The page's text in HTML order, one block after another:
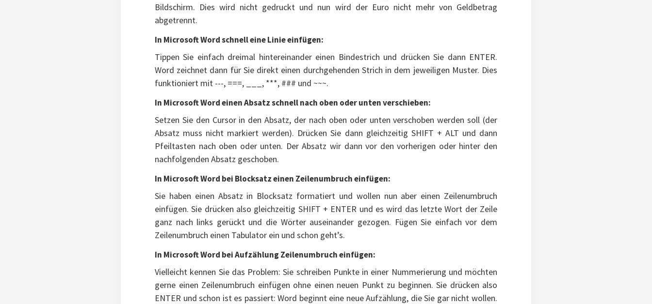
Bildschirm. Dies wird nicht gedruckt und nun wird der Euro nicht mehr von Geldbetrag
abgetrennt.
In Microsoft Word schnell eine Linie einfügen:
Tippen Sie einfach dreimal hintereinander einen Bindestrich und drücken Sie dann ENTER.
Word zeichnet dann für Sie direkt einen durchgehenden Strich in dem jeweiligen Muster. Dies
funktioniert mit ---, ===, ___, ***, ### und ~~~.
In Microsoft Word einen Absatz schnell nach oben oder unten verschieben:
Setzen Sie den Cursor in den Absatz, der nach oben oder unten verschoben werden soll (der
Absatz muss nicht markiert werden). Drücken Sie dann gleichzeitig SHIFT + ALT und dann
Pfeiltasten nach oben oder unten. Der Absatz wir dann vor den vorherigen oder hinter den
nachfolgenden Absatz geschoben.
In Microsoft Word bei Blocksatz einen Zeilenumbruch einfügen:
Sie haben einen Absatz in Blocksatz formatiert und wollen nun aber einen Zeilenumbruch
einfügen. Sie drücken also gleichzeitig SHIFT + ENTER und es wird das letzte Wort der Zeile
ganz nach links gerückt und die Wörter auseinander gezogen. Fügen Sie einfach vor dem
Zeilenumbruch einen Tabulator ein und schon geht’s.
In Microsoft Word bei Aufzählung Zeilenumbruch einfügen:
Vielleicht kennen Sie das Problem: Sie schreiben Punkte in einer Nummerierung und möchten
gerne einen Zeilenumbruch einfügen ohne einen neuen Punkt zu beginnen. Sie drücken also
ENTER und schon ist es passiert: Word beginnt eine neue Aufzählung, die Sie gar nicht wollen.